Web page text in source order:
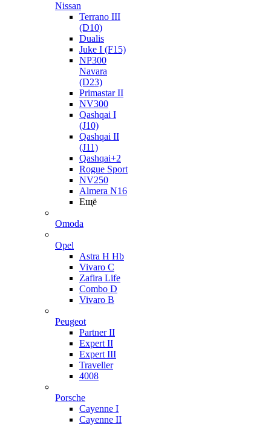
Nissan
Terrano III
(D10)
Dualis
Juke I (F15)
NP300
Navara
(D23)
Primastar II
NV300
Qashqai I
(J10)
Qashqai II
(J11)
Qashqai+2
Rogue Sport
NV250
Almera N16
Ещё
Omoda
Opel
Astra H Hb
Vivaro C
Zafira Life
Combo D
Vivaro B
Peugeot
Partner II
Expert II
Expert III
Traveller
4008
Porsche
Cayenne I
Cayenne II